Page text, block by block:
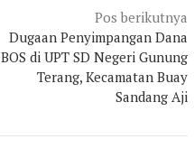
Pos berikutnya
Dugaan Penyimpangan Dana
BOS di UPT SD Negeri Gunung
Terang, Kecamatan Buay
Sandang Aji